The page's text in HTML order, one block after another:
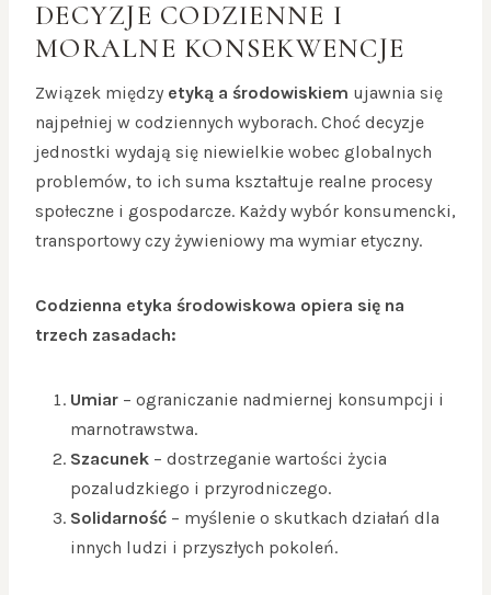
DECYZJE CODZIENNE I
MORALNE KONSEKWENCJE
Związek między etyką a środowiskiem ujawnia się
najpełniej w codziennych wyborach. Choć decyzje
jednostki wydają się niewielkie wobec globalnych
problemów, to ich suma kształtuje realne procesy
społeczne i gospodarcze. Każdy wybór konsumencki,
transportowy czy żywieniowy ma wymiar etyczny.
Codzienna etyka środowiskowa opiera się na
trzech zasadach:
Umiar – ograniczanie nadmiernej konsumpcji i
marnotrawstwa.
Szacunek – dostrzeganie wartości życia
pozaludzkiego i przyrodniczego.
Solidarność – myślenie o skutkach działań dla
innych ludzi i przyszłych pokoleń.